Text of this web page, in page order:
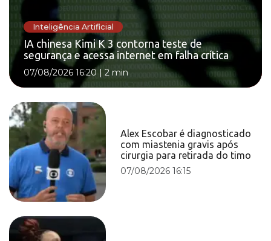
Inteligência Artificial
IA chinesa Kimi K 3 contorna teste de
segurança e acessa internet em falha crítica
07/08/2026 16:20 | 2 min
Alex Escobar é diagnosticado
com miastenia gravis após
cirurgia para retirada do timo
07/08/2026 16:15